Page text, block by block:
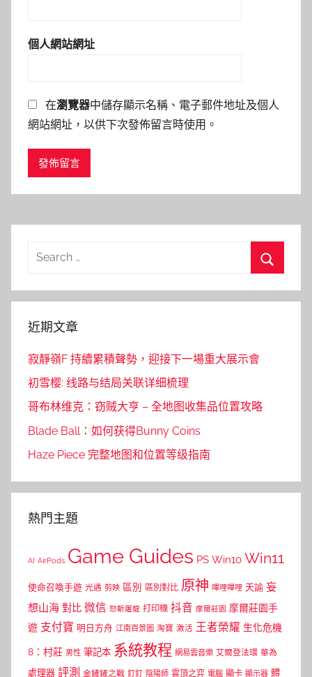
個人網站網址
在瀏覽器中儲存顯示名稱、電子郵件地址及個人
網站網址，以供下次發佈留言時使用。
Search
近期文章
寂靜嶺F 持續累積聲勢，迎接下一場重大展示會
初雪樱: 线路与结局关联详细梳理
哥布林维克：窃贼大亨 – 全地图收集品位置攻略
Blade Ball：如何获得Bunny Coins
Haze Piece 完整地图和位置等级指南
熱門主題
AI AirPods Game Guides PS Win10 Win11
使命召喚手遊 光遇 剪映 區別 區別對比 原神 嗶哩嗶哩 天諭 妄
想山海 對比 微信 怒斬屠龍 打印機 抖音 摩爾莊園 摩爾莊園手
遊 支付寶 明日方舟 江南百景圖 淘寶 激活 王者榮耀 生化危機
8：村莊 男性 筆記本 系統教程 網易雲音樂 艾爾登法環 華為
處理器 評測 金鏟鏟之戰 釘釘 陰陽師 雲頂之弈 電腦 顯卡 顯示器 體